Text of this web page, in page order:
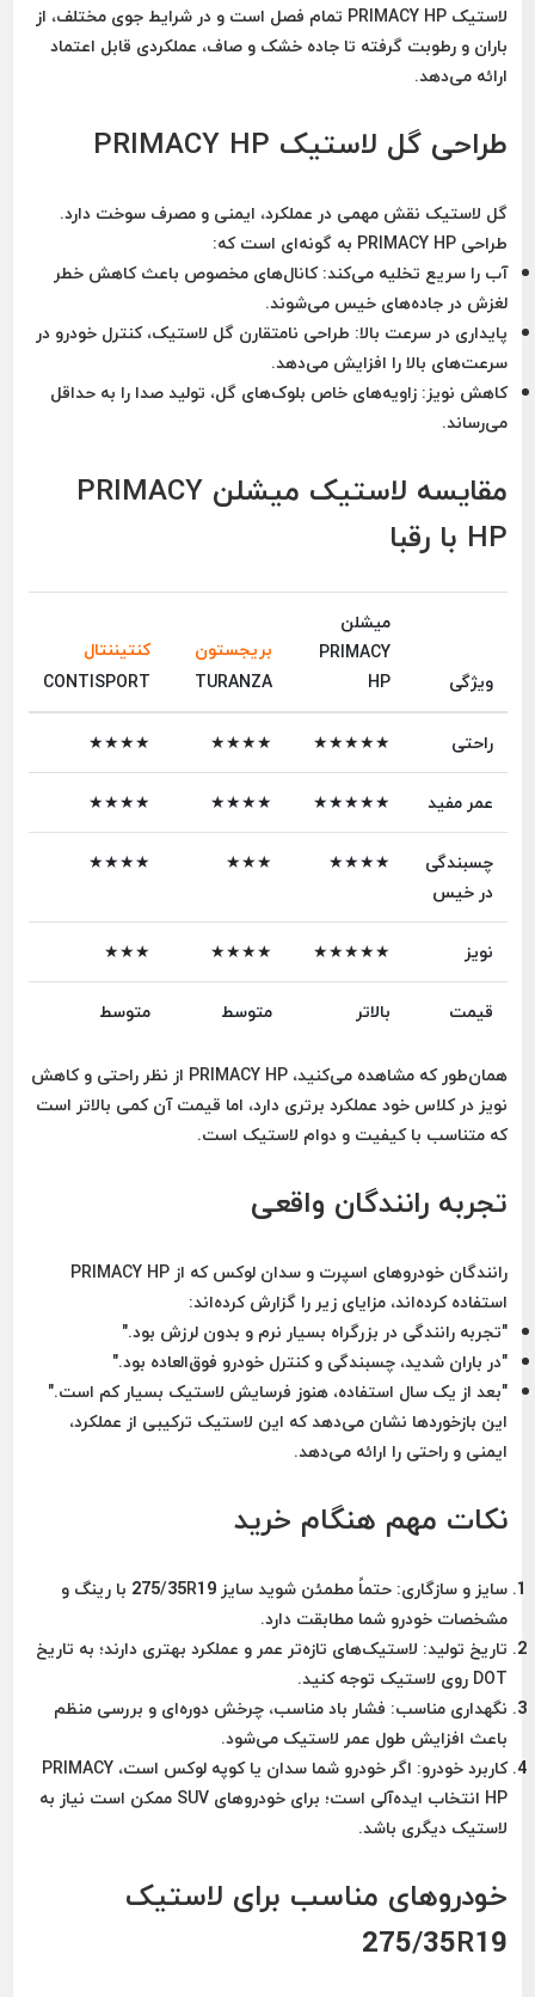
لاستیک PRIMACY HP تمام فصل است و در شرایط جوی مختلف، از
باران و رطوبت گرفته تا جاده خشک و صاف، عملکردی قابل اعتماد
ارائه می‌دهد.
طراحی گل لاستیک PRIMACY HP
گل لاستیک نقش مهمی در عملکرد، ایمنی و مصرف سوخت دارد.
طراحی PRIMACY HP به گونه‌ای است که:
آب را سریع تخلیه می‌کند:کانال‌های مخصوص باعث کاهش خطر
لغزش در جاده‌های خیس می‌شوند.
پایداری در سرعت بالا: طراحی نامتقارن گل لاستیک، کنترل خودرو در
سرعت‌های بالا را افزایش می‌دهد.
کاهش نویز: زاویه‌های خاص بلوک‌های گل، تولید صدا را به حداقل
می‌رساند.
مقایسه لاستیک میشلن PRIMACY
HP با رقبا
ویژگی
میشلن
PRIMACY
HP
بریجستون
TURANZA
کنتیننتال
CONTISPORT
راحتی ★★★★★
★★★★
★★★★
عمر مفید
★★★★★
★★★★
★★★★
چسبندگی
در خیس
★★★★
★★★
★★★★
نویز ★★★★★
★★★★
★★★
قیمت
بالاتر متوسط متوسط
همان‌طور که مشاهده می‌کنید، PRIMACY HP از نظر راحتی و کاهش
نویز در کلاس خود عملکرد برتری دارد، اما قیمت آن کمی بالاتر است
که متناسب با کیفیت و دوام لاستیک است.
تجربه رانندگان واقعی
رانندگان خودروهای اسپرت و سدان لوکس که از PRIMACY HP
استفاده کرده‌اند، مزایای زیر را گزارش کرده‌اند:
"تجربه رانندگی در بزرگراه بسیار نرم و بدون لرزش بود."
"در باران شدید، چسبندگی و کنترل خودرو فوق‌العاده بود."
"بعد از یک سال استفاده، هنوز فرسایش لاستیک بسیار کم است."
این بازخوردها نشان می‌دهد که این لاستیک ترکیبی از عملکرد،
ایمنی و راحتی را ارائه می‌دهد.
نکات مهم هنگام خرید
سایز و سازگاری:
حتماً مطمئن شوید سایز 275/35R19 با رینگ و
مشخصات خودرو شما مطابقت دارد.
تاریخ تولید: لاستیک‌های تازه‌تر عمر و عملکرد بهتری دارند؛ به تاریخ
DOT روی لاستیک توجه کنید.
نگهداری مناسب: فشار باد مناسب، چرخش دوره‌ای و بررسی منظم
باعث افزایش طول عمر لاستیک می‌شود.
کاربرد خودرو:
اگر خودرو شما سدان یا کوپه لوکس است، PRIMACY
HP انتخاب ایده‌آلی است؛ برای خودروهای SUV ممکن است نیاز به
لاستیک دیگری باشد.
خودروهای مناسب برای لاستیک
275/35R19